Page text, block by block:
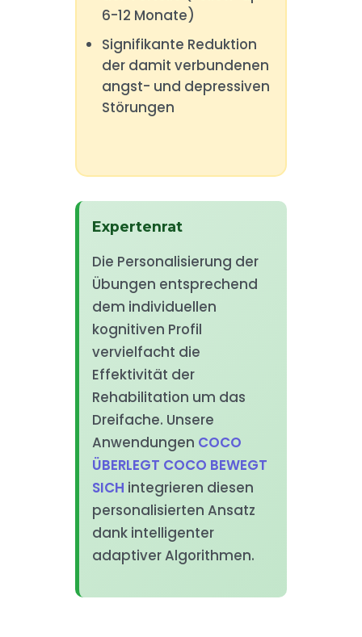
6-12 Monate)
Signifikante Reduktion
der damit verbundenen
angst- und depressiven
Störungen
Expertenrat
Die Personalisierung der
Übungen entsprechend
dem individuellen
kognitiven Profil
vervielfacht die
Effektivität der
Rehabilitation um das
Dreifache. Unsere
Anwendungen COCO
ÜBERLEGT COCO BEWEGT
SICH integrieren diesen
personalisierten Ansatz
dank intelligenter
adaptiver Algorithmen.